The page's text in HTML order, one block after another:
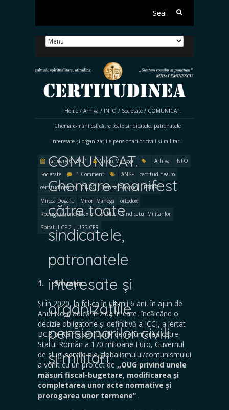
Search
Home / Arhiva / INFO / Societate / COMUNICAT.
Chemare-manifest către toate sindicatele, patronatele
interesate și organizațiile pensionarilor civili și militari
COMUNICAT.
Chemare-manifest
către toate
sindicatele,
patronatele
interesate și
organizațiile
pensionarilor civili
și militari
January 6, 2021 Miron Manega Arhiva
INFO
Societate
1 Comment ANSF
certitudinea.ro
certitudinea.ro
CNSC Denisa Popovici
FSTFR
Mircea Dogaru
Miron Manega
ortodox
Rodrigo Gabriel Maxim
SCMD
Sindicatul Militarilor
Spitalul CF 2
USS-CFR
1. Situația
Și în 2020, la fel ca în ultimii 6 ani, în ajun de
Anul Nou, adică în ziua în care, încălcând o
decizie obligatorie și definitivă a ICCJ, a iertat
BCR și Raiffeisen Bank de returnarea către
Statul Român a 170 milioane Euro, Guvernul
de slugi servile ale globalismului/comunismului
a venit cu un proiect de ,,OUG privind unele
măsuri fiscal-bugetare, modificarea și
completarea unor acte normative și
prorogarea unor termene” .